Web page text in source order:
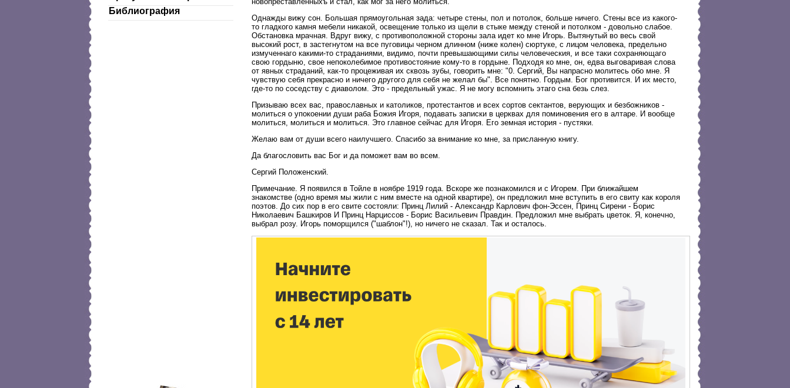
Библиография
Однажды вижу сон. Большая прямоугольная зада: четыре стены, пол и потолок, больше ничего. Стены все из какого-
то гладкого камня мебели никакой, освещение только из щели в стыке между стеной и потолком - довольно слабое.
Обстановка мрачная. Вдруг вижу, с противоположной стороны зала идет ко мне Игорь. Вытянутый во весь свой
высокий рост, в застегнутом на все пуговицы черном длинном (ниже колен) сюртуке, с лицом человека, предельно
измученнаго какими-то страданиями, видимо, почти превышающими силы человеческия, и все таки сохраняющаго
свою гордыню, свое непоколебимое противостояние кому-то в гордыне. Подходя ко мне, он, едва выговаривая слова
от явных страданий, как-то процеживая их сквозь зубы, говорить мне: "0. Сергий, Вы напрасно молитесь обо мне. Я
чувствую себя прекрасно и ничего другого для себя не желал бы". Все понятно. Гордым. Бог противится. И их место,
где-то по соседству с диаволом. Это - предельный ужас. Я не могу вспомнить этаго сна безь слез.
Призываю всех вас, православных и католиков, протестантов и всех сортов сектантов, верующих и безбожников -
молиться о упокоении души раба Божия Игоря, подавать записки в церквах для поминовения его в алтаре. И вообще
молиться, молиться и молиться. Это главное сейчас для Игоря. Его земная история - пустяки.
Желаю вам от души всего наилучшего. Спасибо за внимание ко мне, за присланную книгу.
Да благословить вас Бог и да поможет вам во всем.
Сергий Положенский.
Примечание. Я появился в Тойле в ноябре 1919 года. Вскоре же познакомился и с Игорем. При ближайшем
знакомстве (одно время мы жили с ним вместе на одной квартире), он предложил мне вступить в его свиту как короля
поэтов. До сих пор в его свите состояли: Принц Лилий - Александр Карлович фон-Эссен, Принц Сирени - Борис
Николаевич Башкиров И Принц Нарциссов - Борис Васильевич Правдин. Предложил мне выбрать цветок. Я, конечно,
выбрал розу. Игорь поморщился ("шаблон"!), но ничего не сказал. Так и осталось.